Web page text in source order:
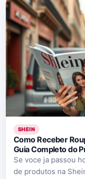
SHEIN
Como Receber
Guia Completo do
Se voce ja passou
de produtos na